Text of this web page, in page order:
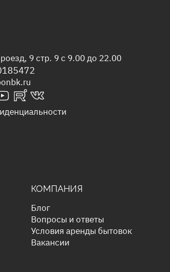
9 стр. 9 с 9.00 до 22.00
rutube_in vk_in
КОМПАНИЯ
Блог
Вопросы и ответы
Условия аренды бытовок
Вакансии